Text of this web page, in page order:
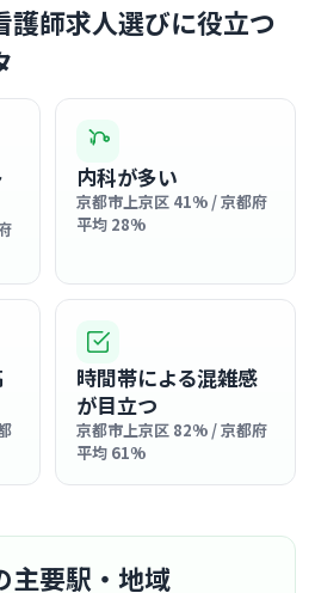
護師求人選びに役立つ
内科が多い
京都市上京区 41% / 京都府
平均 28%
時間帯による混雑感
が目立つ
京都市上京区 82% / 京都府
平均 61%
主要駅・地域